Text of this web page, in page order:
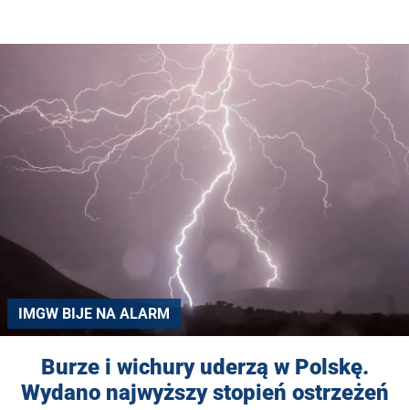
IMGW BIJE NA ALARM
Burze i wichury uderzą w Polskę.
Wydano najwyższy stopień ostrzeżeń